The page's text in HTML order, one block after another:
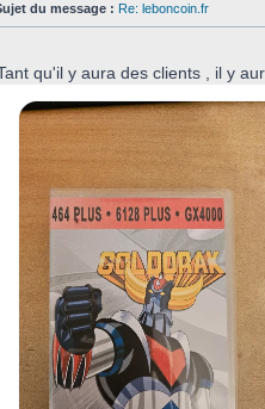
du message : Re: leboncoin.fr
qu'il y aura des clients , il y